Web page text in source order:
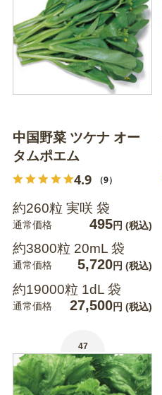
中国野菜 ツケナ オー
タムポエム
4.9 （9）
約260粒 実咲 袋
通常価格 495円 (税込)
約3800粒 20mL 袋
通常価格 5,720円 (税込)
約19000粒 1dL 袋
通常価格 27,500円 (税込)
47